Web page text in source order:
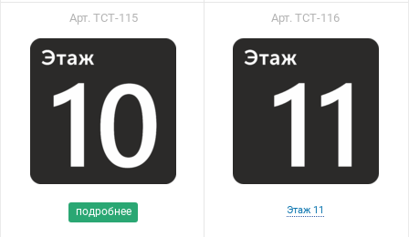
Арт. ТСТ-115
подробнее
Арт. ТСТ-116
Этаж 11